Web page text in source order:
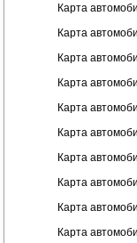
Карта
Карта
Карта
Карта
Карта
Карта
Карта
Карта
Карта
Карта